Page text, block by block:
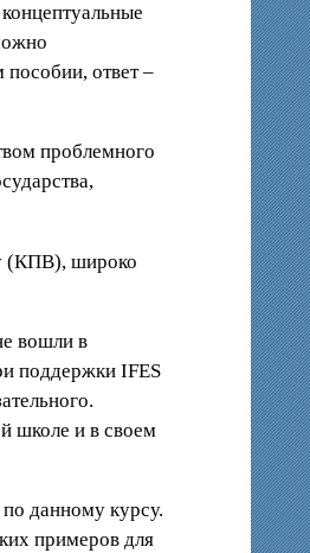
ответ –
проблемного
(КПВ), широко
вошли в
поддержки IFES
школе и в своем
данному курсу.
примеров для